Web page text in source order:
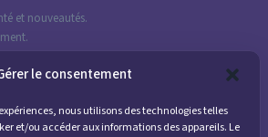
le consentement
nous utilisons des technologies telles
et/ou accéder aux informations des appareils. Le
et nouveautés.
des emails marketing conformément à la